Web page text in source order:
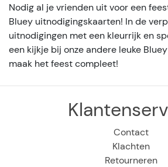
Nodig al je vrienden uit voor een
Bluey uitnodigingskaarten! In de
uitnodigingen met een kleurrijk en
een kijkje bij onze andere leuke
maak het feest compleet!
Contact
Klachten
Retourneren